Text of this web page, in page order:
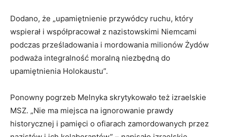
Dodano, że „upamiętnienie przywódcy ruchu, który
wspierał i współpracował z nazistowskimi Niemcami
podczas prześladowania i mordowania milionów Żydów
podważa integralność moralną niezbędną do
upamiętnienia Holokaustu”.
Ponowny pogrzeb Melnyka skrytykowało też izraelskie
MSZ. „Nie ma miejsca na ignorowanie prawdy
historycznej i pamięci o ofiarach zamordowanych przez